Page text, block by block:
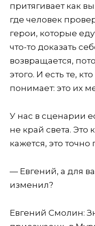
притягивает как
где человек
герои, которые
что-то доказать
возвращается,
этого. И есть те,
понимает: это их
У нас в сценарии
не край света.
кажется, это точно
— Евгений, а для
изменил?
Евгений Смолин: